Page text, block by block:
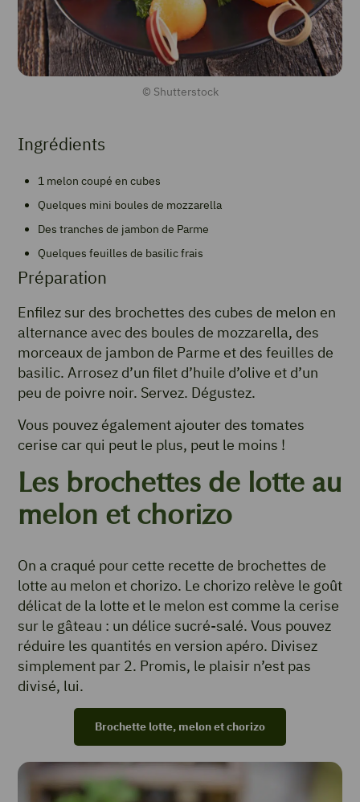
© Shutterstock
Ingrédients
1 melon coupé en cubes
Quelques mini boules de mozzarella
Des tranches de jambon de Parme
Quelques feuilles de basilic frais
Préparation
Enfilez sur des brochettes des cubes de melon en
alternance avec des boules de mozzarella, des
morceaux de jambon de Parme et des feuilles de
basilic. Arrosez d’un filet d’huile d’olive et d’un
peu de poivre noir. Servez. Dégustez.
Vous pouvez également ajouter des tomates
cerise car qui peut le plus, peut le moins !
Les brochettes de lotte au
melon et chorizo
On a craqué pour cette recette de brochettes de
lotte au melon et chorizo. Le chorizo relève le goût
délicat de la lotte et le melon est comme la cerise
sur le gâteau : un délice sucré-salé. Vous pouvez
réduire les quantités en version apéro. Divisez
simplement par 2. Promis, le plaisir n’est pas
divisé, lui.
Brochette lotte, melon et chorizo